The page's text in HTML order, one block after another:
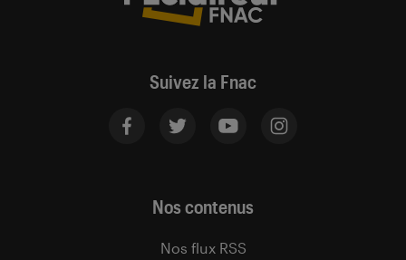
Suivez la Fnac
Nos contenus
Nos flux RSS